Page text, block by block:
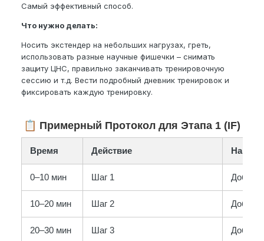
Самый эффективный способ.
Что нужно делать:
Носить экстендер на небольших нагрузах, греть,
использовать разные научные фишечки – снимать
защиту ЦНС, правильно заканчивать тренировочную
сессию и т.д. Вести подробный дневник тренировок и
фиксировать каждую тренировку.
📋 Примерный Протокол для Этапа 1 (IF) –
Время Действие
0–10 мин Шаг 1
10–20 мин Шаг 2
20–30 мин Шаг 3